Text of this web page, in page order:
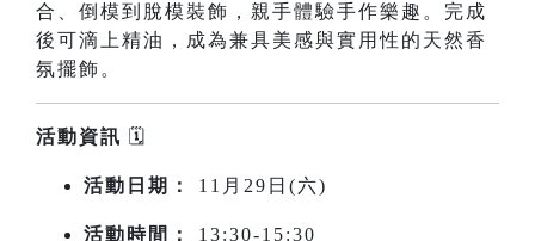
合、倒模到脫模裝飾，親手體驗手作樂趣。完成
後可滴上精油，成為兼具美感與實用性的天然香
氛擺飾。
活動資訊 🗓️
活動日期： 11月29日(六)
活動時間： 13:30-15:30